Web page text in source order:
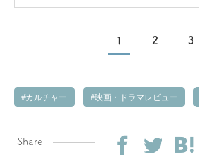
ぜ別れてしまった
1 2 3
カルチャー 映画・ドラマレビュー
Share